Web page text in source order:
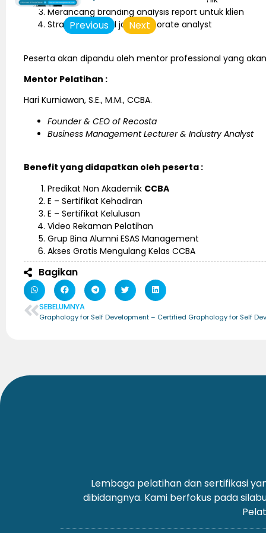
Merancang branding analysis report untuk klien
Strategi menjual jasa corporate analyst
Peserta akan dipandu oleh mentor professional yang
Mentor Pelatihan :
Hari Kurniawan, S.E., M.M., CCBA.
Founder & CEO of Recosta
Business Management Lecturer & Industry Analyst
Benefit yang didapatkan oleh peserta :
Predikat Non Akademik CCBA
E – Sertifikat Kehadiran
E – Sertifikat Kelulusan
Video Rekaman Pelatihan
Grup Bina Alumni ESAS Management
Akses Gratis Mengulang Kelas CCBA
Bagikan
SEBELUMNYA
Previous Next
Lembaga pelatihan dan sertifikasi
dibidangnya. Kami berfokus pada